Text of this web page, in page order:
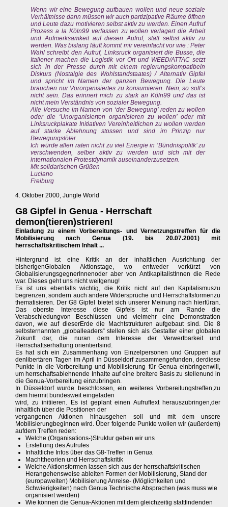
Wenn wir eine Bewegung aufbauen wollen und neue soziale
Verhältnisse dann müssen wir auch partizipative Räume öffnen
und Leute dazu motivieren selbst aktiv zu werden. Einen Aufruf
Prozess a la Köln99 verfassen zu wollen verlagert die Arbeit
und Aufmerksamkeit auf diesen Aufruf, statt selbst aktiv zu
werden. Was bislang läuft kommt mir vereinfacht vor wie : Peter
Wahl schreibt den Aufruf, Linksruck organisiert die Busse, die
Italiener machen die Logistik vor Ort und WEED/ATTAC setzt
sich in der Presse durch mit einem regierungskompatibeln
Diskurs (Nostalgie des Wohlstandstaates) / Alternativ Gipfel
und spricht im Namen der ganzen Bewegung. Die Leute
brauchen nur Vororganisiertes zu konsumieren. Nein, so soll’s
nicht sein. Das erinnert mich zu stark an Köln99 und das ist
nicht mein Verständnis von sozialer Bewegung.
Alle Versuche im Namen von ‘der Bewegung’ reden zu wollen
oder die ‘Unorganisierten organisieren zu wollen’ oder mit
Linksruckplakate Initiativen Vereinheitlichen zu wollen werden
auf starke Ablehnung stossen und sind im Prinzip nur
Bewegungstöter.
Ich würde allen raten nicht zu viel Energie in ‘Bündnispolitk’ zu
verschwenden, selber aktiv zu werden und sich mit der
internationalen Protestdynamik auseinanderzusetzen.
Mit solidarischen Grüßen
Luciano
Freiburg
4. Oktober 2000, Jungle World
G8 Gipfel in Genua - Herrschaft
demon(tieren)strieren!
Einladung zu einem Vorbereitungs- und Vernetzungstreffen für die
Mobilisierung nach Genua (19. bis 20.07.2001) mit
herrschaftskritischem Inhalt ...
Hintergrund ist eine Kritik an der inhaltlichen Ausrichtung der
bisherigenGlobalen Aktionstage, wo entweder verkürzt von
GlobalisierungsgegnerInnenoder aber von AntikapitalistInnen die Rede
war. Dieses geht uns nicht weitgenug!
Es ist uns ebenfalls wichtig, die Kritik nicht auf den Kapitalismuszu
begrenzen, sondern auch andere Widersprüche und Herrschaftsformenzu
thematisieren. Der G8 Gipfel bietet sich unserer Meinung nach hierfüran.
Das oberste Interesse diese Gipfels ist nur am Rande die
Verabschiedungvon Beschlüssen und vielmehr eine Demonstration
davon, wie auf dieserErde die Machtstrukturen aufgebaut sind. Die 8
selbsternannten „globalleaders“ stellen sich als Gestalter einer globalen
Zukunft dar, die nuran dem Interesse der Verwertbarkeit und
Herrschaftserhaltung orientiertsind.
Es hat sich ein Zusammenhang von Einzelpersonen und Gruppen auf
denlibertären Tagen im April in Düsseldorf zusammengefunden, derdiese
Punkte in die Vorbereitung und Mobilisierung für Genua einbringenwill,
um herrschaftsablehnende Inhalte auf eine breitere Basis zu stellenund in
die Genua-Vorbereitung einzubringen.
In Düsseldorf wurde beschlossen, ein weiteres Vorbereitungstreffen,zu
dem hiermit bundesweit eingeladen
wird, zu initiieren. Es ist geplant einen Aufruftext herauszubringen,der
inhaltlich über die Positionen der
vergangenen Aktionen hinausgehen soll und mit dem unsere
Mobilisierungbeginnen wird. Über folgende Punkte wollen wir (außerdem)
aufdem Treffen reden:
Welche (Organisations-)Struktur geben wir uns
Erstellung des Aufrufes
Inhaltliche Infos über das G8-Treffen in Genua
Machttheorien und Herrschaftskritik
Welche Aktionsformen lassen sich aus der herrschaftskritischen
Herangehensweise ableiten Formen der Mobilisierung, Stand der
(europaweiten) Mobilisierung Anreise- (Möglichkeiten und
Schwierigkeiten) nach Genua Technische Absprachen (was muss wie
organisiert werden)
Wie können die Genua-Aktionen mit dem gleichzeitig stattfindenden